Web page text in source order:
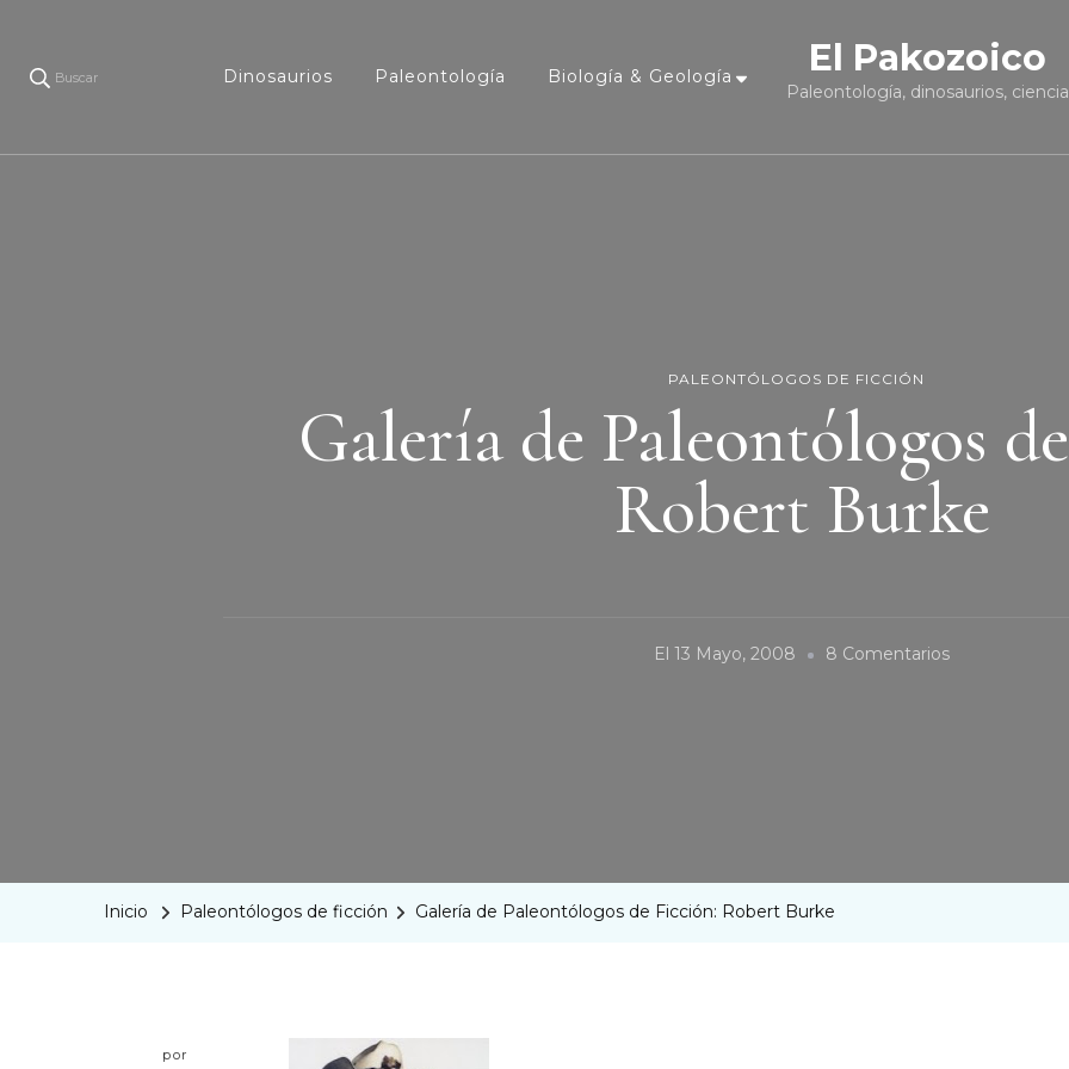
Buscar Dinosaurios Paleontología Biología & Geología El Pakozoico
Paleontología, dinosaurios, ciencia
PALEONTÓLOGOS DE FICCIÓN
Galería de Paleontólogos
Robert Burke
El 13 Mayo, 2008 8 ComentariosEn
Inicio Paleontólogos de ficción Galería de Paleontólogos de Ficción: Robert Burke
por